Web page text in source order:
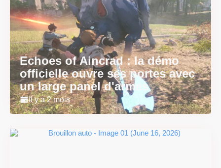
Echoes of Aincrad : la démo
officielle ouvre ses portes avec
un large panel d'armes
Il y a 2 mois